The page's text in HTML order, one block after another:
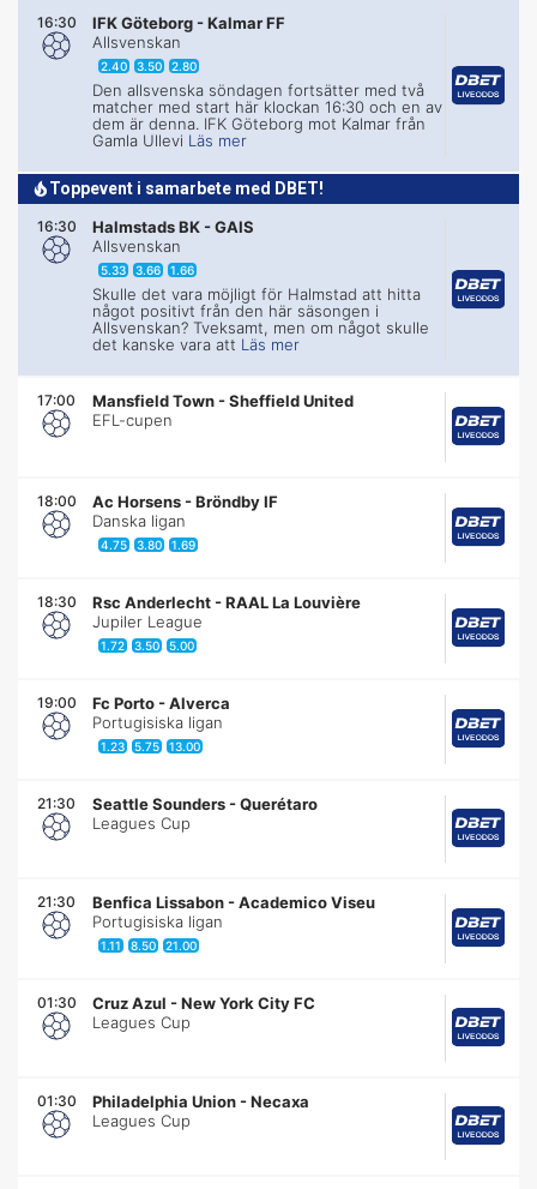
16:30 IFK Göteborg -Kalmar FF
Allsvenskan
2.40 3.50 2.80
Den allsvenska söndagen fortsätter med två
matcher med start här klockan 16:30 och en av
dem är denna. IFK Göteborg mot Kalmar från
Gamla Ullevi Läs mer
Toppevent i samarbete med DBET!
16:30 Halmstads BK -GAIS
Allsvenskan
5.33 3.66 1.66
Skulle det vara möjligt för Halmstad att hitta
något positivt från den här säsongen i
Allsvenskan? Tveksamt, men om något skulle
det kanske vara att Läs mer
17:00 Mansfield Town -Sheffield United
EFL-cupen
18:00 Ac Horsens -Bröndby IF
Danska ligan
4.75 3.80 1.69
18:30 Rsc Anderlecht -RAAL La Louvière
Jupiler League
1.72 3.50 5.00
19:00 Fc Porto -Alverca
Portugisiska ligan
1.23 5.75 13.00
21:30 Seattle Sounders -Querétaro
Leagues Cup
21:30 Benfica Lissabon -Academico Viseu
Portugisiska ligan
1.11 8.50 21.00
01:30 Cruz Azul -New York City FC
Leagues Cup
01:30 Philadelphia Union -Necaxa
Leagues Cup